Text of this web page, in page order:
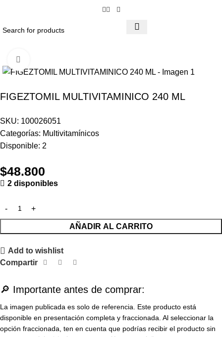
FIGEZTOMIL MULTIVITAMINICO 240 ML
SKU: 100026051
Categorías: Multivitamínicos
Disponible: 2
$48.800
2 disponibles
AÑADIR AL CARRITO
Add to wishlist
Compartir
🔎 Importante antes de comprar:
La imagen publicada es solo de referencia. Este producto está
disponible en presentación completa y fraccionada. Al seleccionar la
opción fraccionada, ten en cuenta que podrías recibir el producto sin